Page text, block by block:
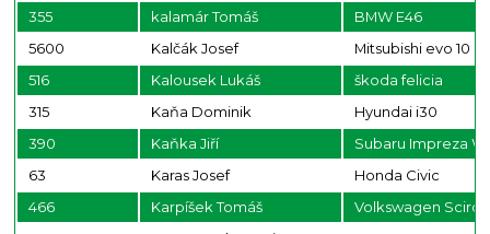
355
kalamár Tomáš
BMW E46
5600
Kalčák Josef
Mitsubishi evo 10
516
Kalousek Lukáš
škoda felicia
315
Kaňa Dominik
Hyundai i30
390
Kaňka Jiří
Subaru Impreza
63
Karas Josef
Honda Civic
466
Karpíšek Tomáš
Volkswagen